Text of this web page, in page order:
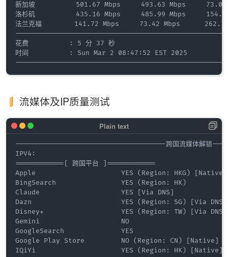
新加坡          501.67 Mbps     493.63 Mbps
洛杉矶          435.16 Mbps     485.99 Mbps
法兰克福        141.72 Mbps     73.42 Mbps
花费          : 5 分 37 秒
时间          : Sun Mar 2 08:47:52 EST 2025
流媒体及IP质量测试
-------------------------------------跨国流媒体解
IPV4:
============[ 跨国平台 ]============
Apple                     YES (Region: HKG) [Native]
BingSearch                YES (Region: HK)
Claude                    YES [Via DNS]
Dazn                      YES (Region: SG) [Via DNS]
Disney+                   YES (Region: TW) [Via DNS]
Gemini                    NO
GoogleSearch              YES
Google Play Store         NO (Region: CN) [Native]
IQiYi                     YES (Region: HK) [Native]